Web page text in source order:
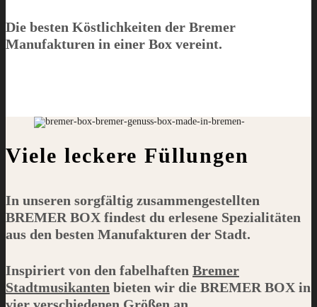
Die besten Köstlichkeiten der Bremer
Manufakturen in einer Box vereint.
Viele leckere Füllungen
In unseren sorgfältig zusammengestellten
BREMER BOX findest du erlesene Spezialitäten
aus den besten Manufakturen der Stadt.
Inspiriert von den fabelhaften Bremer
Stadtmusikanten bieten wir die BREMER BOX in